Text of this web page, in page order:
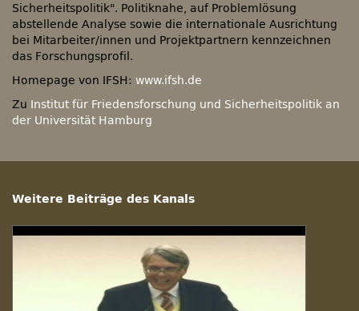
Sicherheitspolitik". Politiknahe, auf Problemlösung
abstellende Analyse sowie die internationale Ausrichtung
bei Mitarbeiter/innen und Projektpartnern kennzeichnen
das Forschungsprofil.
Homepage von IFSH: www.ifsh.de
Zu Institut für Friedensforschung und Sicherheitspolitik an
der Universität Hamburg
Weitere Beiträge des Kanals